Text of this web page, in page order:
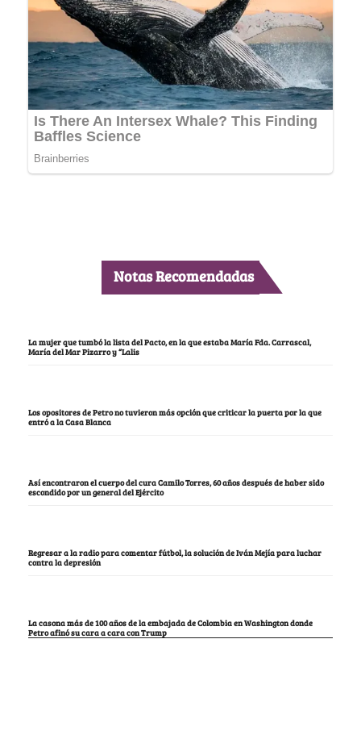
Notas Recomendadas
La mujer que tumbó la lista del Pacto, en la que estaba María Fda. Carrascal,
María del Mar Pizarro y “Lalis
Los opositores de Petro no tuvieron más opción que criticar la puerta por la que
entró a la Casa Blanca
Así encontraron el cuerpo del cura Camilo Torres, 60 años después de haber sido
escondido por un general del Ejército
Regresar a la radio para comentar fútbol, la solución de Iván Mejía para luchar
contra la depresión
La casona más de 100 años de la embajada de Colombia en Washington donde
Petro afinó su cara a cara con Trump